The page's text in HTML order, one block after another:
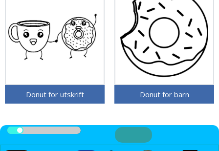
Donut for utskrift Donut for barn